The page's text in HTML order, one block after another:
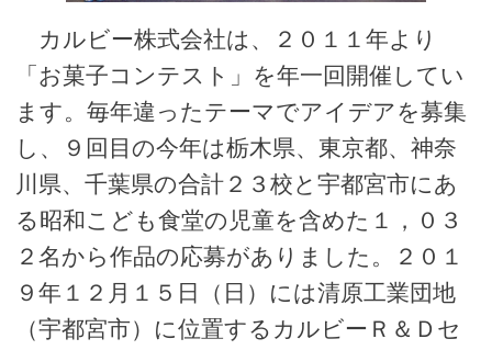
カルビー株式会社は、２０１１年より
「お菓子コンテスト」を年一回開催してい
ます。毎年違ったテーマでアイデアを募集
し、９回目の今年は栃木県、東京都、神奈
川県、千葉県の合計２３校と宇都宮市にあ
る昭和こども食堂の児童を含めた１，０３
２名から作品の応募がありました。２０１
９年１２月１５日（日）には清原工業団地
（宇都宮市）に位置するカルビーＲ＆Ｄセ